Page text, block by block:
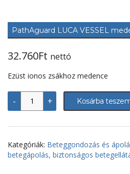
PathAguard LUCA VESSEL
32.760Ft nettó
Ezüst ionos zsákhoz medence
-
PathAguard
LUCA
VESSEL
mennyiség
+ Kosárba
Kategóriák: Beteggondozás és
betegápolás, biztonságos